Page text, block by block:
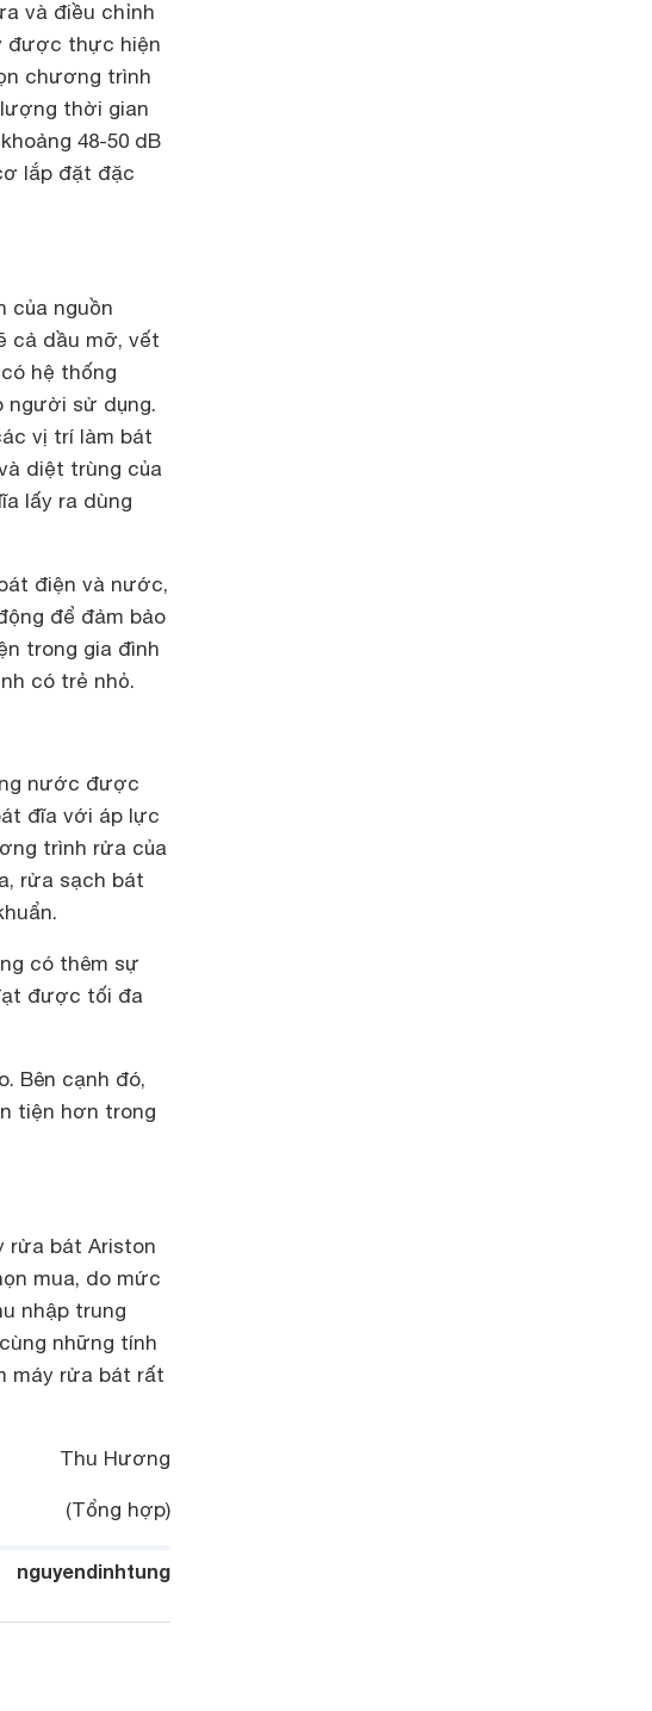
và điều chỉnh
được thực hiện
chương trình
thời gian
48-50 dB
lắp đặt đặc
của nguồn
cả dầu mỡ, vết
hệ thống
người sử dụng.
vị trí làm bát
diệt trùng của
lấy ra dùng
điện và nước,
để đảm bảo
trong gia đình
có trẻ nhỏ.
nước được
đĩa với áp lực
trình rửa của
rửa sạch bát
có thêm sự
được tối đa
Bên cạnh đó,
tiện hơn trong
rửa bát Ariston
mua, do mức
nhập trung
những tính
máy rửa bát rất
Thu Hương
(Tổng hợp)
nguyendinhtung